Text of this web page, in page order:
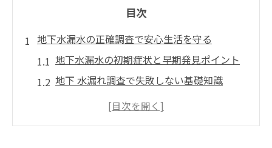
目次
地下水漏水の正確調査で安心生活を守る
地下水漏水の初期症状と早期発見ポイント
地下 水漏れ調査で失敗しない基礎知識
一戸建て漏水調査費用の基準と目安を解説